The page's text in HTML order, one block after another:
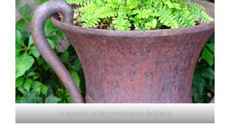
Integrando as Samambaias ao Ambiente